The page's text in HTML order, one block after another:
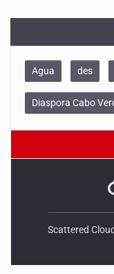
Agua des
Diaspora Cabo
Scattered